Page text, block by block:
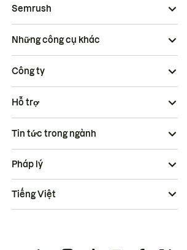
Semrush
Những công cụ khác
Công ty
Hỗ trợ
Tin tức trong ngành
Pháp lý
Tiếng Việt